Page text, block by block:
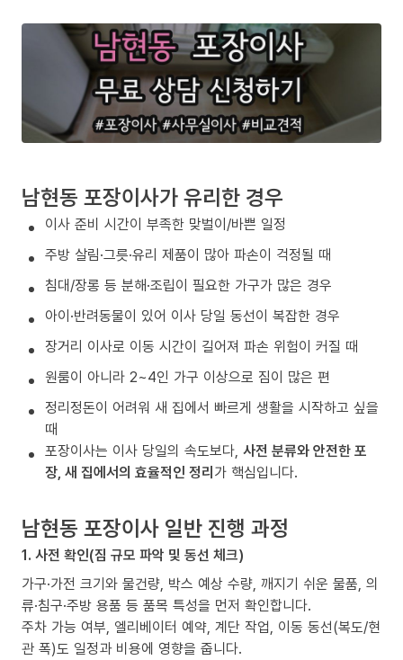
남현동 포장이사가 유리한 경우
이사 준비 시간이 부족한 맞벌이/바쁜 일정
주방 살림·그릇·유리 제품이 많아 파손이 걱정될 때
침대/장롱 등 분해·조립이 필요한 가구가 많은 경우
아이·반려동물이 있어 이사 당일 동선이 복잡한 경우
장거리 이사로 이동 시간이 길어져 파손 위험이 커질 때
원룸이 아니라 2~4인 가구 이상으로 짐이 많은 편
정리정돈이 어려워 새 집에서 빠르게 생활을 시작하고 싶을
때
포장이사는 이사 당일의 속도보다, 사전 분류와 안전한 포
장, 새 집에서의 효율적인 정리가 핵심입니다.
남현동 포장이사 일반 진행 과정
1. 사전 확인(짐 규모 파악 및 동선 체크)
가구·가전 크기와 물건량, 박스 예상 수량, 깨지기 쉬운 물품, 의
류·침구·주방 용품 등 품목 특성을 먼저 확인합니다.
주차 가능 여부, 엘리베이터 예약, 계단 작업, 이동 동선(복도/현
관 폭)도 일정과 비용에 영향을 줍니다.